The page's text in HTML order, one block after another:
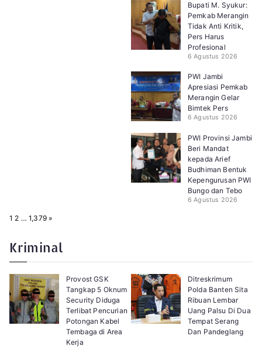
Bupati M. Syukur:
Pemkab Merangin
Tidak Anti Kritik,
Pers Harus
Profesional
6 Agustus 2026
PWI Jambi
Apresiasi Pemkab
Merangin Gelar
Bimtek Pers
6 Agustus 2026
PWI Provinsi Jambi
Beri Mandat
kepada Arief
Budhiman Bentuk
Kepengurusan PWI
Bungo dan Tebo
6 Agustus 2026
P
:
1 2 … 1,379 N
»
Kriminal
Provost GSK
Tangkap 5 Oknum
Security Diduga
Terlibat Pencurian
Potongan Kabel
Tembaga di Area
Kerja
Ditreskrimum
Polda Banten Sita
Ribuan Lembar
Uang Palsu Di Dua
Tempat Serang
Dan Pandeglang